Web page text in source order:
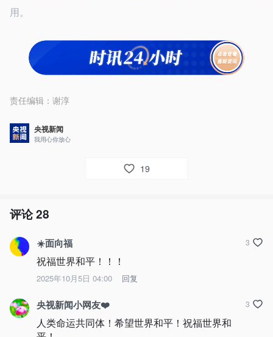
用。
责任编辑： 谢淳
央视新闻
我用心你放心
19
评论28
☀️面向福
祝福世界和平！！！
2025年10月5日 04:00 回复
3
央视新闻小网友❤️
人类命运共同体！希望世界和平！祝福世界和
3